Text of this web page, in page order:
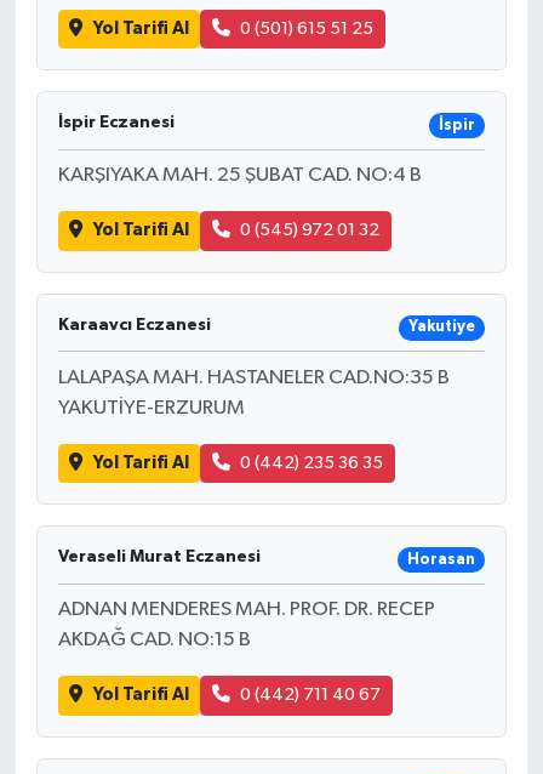
Yol Tarifi Al 0 (501) 615 51 25
İspir Eczanesi İspir
KARŞIYAKA MAH. 25 ŞUBAT CAD. NO:4 B
Yol Tarifi Al 0 (545) 972 01 32
Karaavcı Eczanesi Yakutiye
LALAPAŞA MAH. HASTANELER CAD.NO:35 B
YAKUTİYE-ERZURUM
Yol Tarifi Al 0 (442) 235 36 35
Veraseli Murat Eczanesi Horasan
ADNAN MENDERES MAH. PROF. DR. RECEP
AKDAĞ CAD. NO:15 B
Yol Tarifi Al 0 (442) 711 40 67